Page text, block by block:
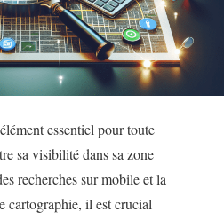
essentiel pour toute
sa visibilité dans sa zone
recherches sur mobile et la
cartographie, il est crucial